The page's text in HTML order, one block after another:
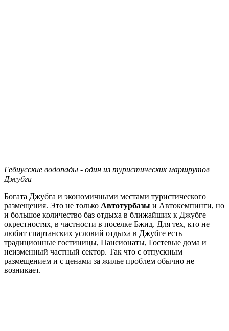
Гебиусские водопады - один из туристических маршрутов
Джубги
Богата Джубга и экономичными местами туристического
размещения. Это не только Автотурбазы и Автокемпинги, но
и большое количество баз отдыха в ближайших к Джубге
окрестностях, в частности в поселке Бжид. Для тех, кто не
любит спартанских условий отдыха в Джубге есть
традиционные гостиницы, Пансионаты, Гостевые дома и
неизменный частный сектор. Так что с отпускным
размещением и с ценами за жилье проблем обычно не
возникает.